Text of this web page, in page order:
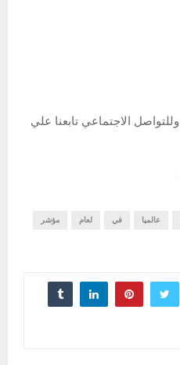
وللتواصل الاجتماعي تابعنا علي
عالميا في لعام مؤشر